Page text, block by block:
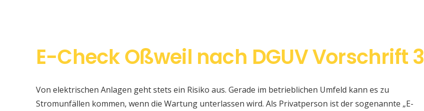
E-Check Oßweil nach DGUV Vorschrift 3
Von elektrischen Anlagen geht stets ein Risiko aus. Gerade im betrieblichen Umfeld kann es zu
Stromunfällen kommen, wenn die Wartung unterlassen wird. Als Privatperson ist der sogenannte „E-